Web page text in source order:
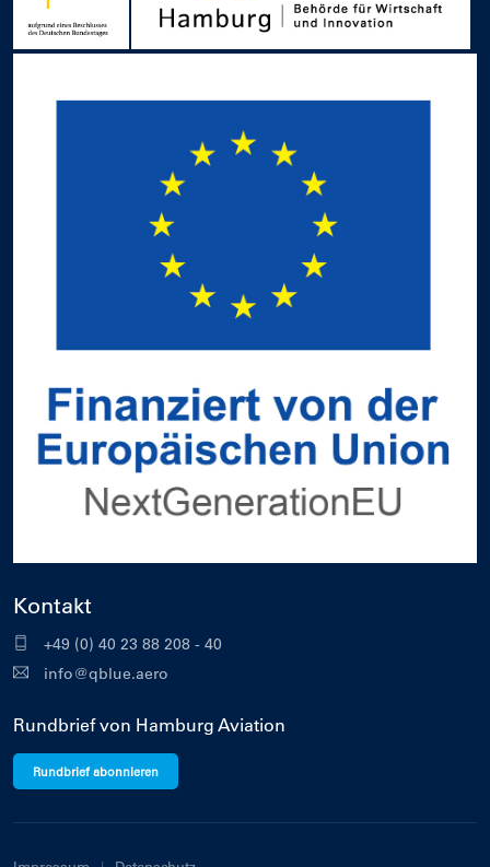
Kontakt
+49 (0) 40 23 88 208 - 40
info@qblue.aero
Rundbrief von Hamburg Aviation
Rundbrief abonnieren